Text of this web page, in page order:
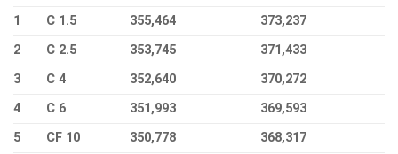
1
C 1.5 355,464
373,237
2
C 2.5 353,745
371,433
3
C 4 352,640
370,272
4
C 6 351,993
369,593
5
CF 10 350,778
368,317